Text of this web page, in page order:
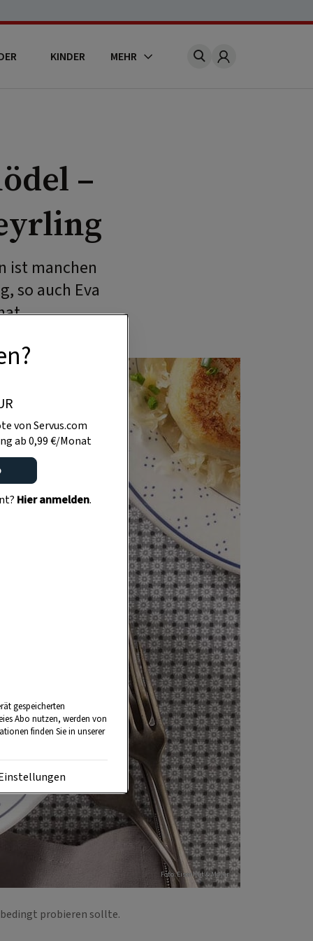
KINDER MEHR Account
–
ist manchen
so auch Eva
Foto: Eisenhut & Mayer
probieren sollte.
von Servus.com
ab 0,99 €/Monat
Hier anmelden.
gespeicherten
Abo nutzen, werden von
finden Sie in unserer